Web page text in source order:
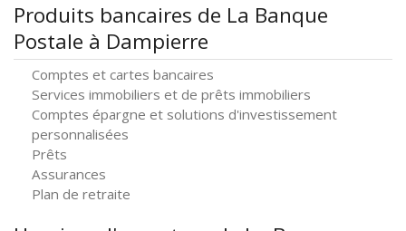
Produits bancaires de La Banque
Postale à Dampierre
Comptes et cartes bancaires
Services immobiliers et de prêts immobiliers
Comptes épargne et solutions d'investissement
personnalisées
Prêts
Assurances
Plan de retraite